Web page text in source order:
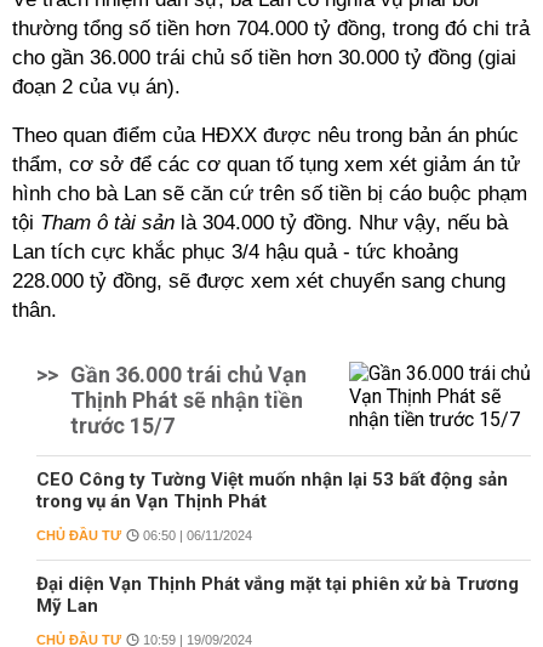
thường tổng số tiền hơn 704.000 tỷ đồng, trong đó chi trả
cho gần 36.000 trái chủ số tiền hơn 30.000 tỷ đồng (giai
đoạn 2 của vụ án).
Theo quan điểm của HĐXX được nêu trong bản án phúc
thẩm, cơ sở để các cơ quan tố tụng xem xét giảm án tử
hình cho bà Lan sẽ căn cứ trên số tiền bị cáo buộc phạm
tội Tham ô tài sản là 304.000 tỷ đồng. Như vậy, nếu bà
Lan tích cực khắc phục 3/4 hậu quả - tức khoảng
228.000 tỷ đồng, sẽ được xem xét chuyển sang chung
thân.
>> Gần 36.000 trái chủ Vạn
Thịnh Phát sẽ nhận tiền
trước 15/7
CEO Công ty Tường Việt muốn nhận lại 53 bất động sản
trong vụ án Vạn Thịnh Phát
CHỦ ĐẦU TƯ 06:50 | 06/11/2024
Đại diện Vạn Thịnh Phát vắng mặt tại phiên xử bà Trương
Mỹ Lan
CHỦ ĐẦU TƯ 10:59 | 19/09/2024